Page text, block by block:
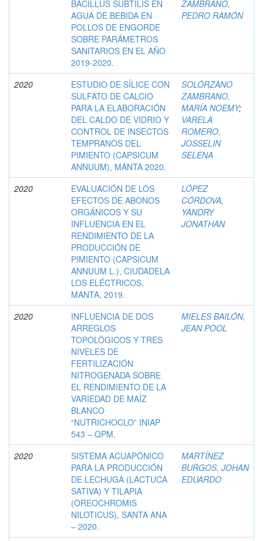
BACILLUS SUBTILIS EN
AGUA DE BEBIDA EN
POLLOS DE ENGORDE
SOBRE PARÁMETROS
SANITARIOS EN EL AÑO
2019-2020.
ZAMBRANO,
PEDRO RAMÓN
2020
ESTUDIO DE SÍLICE CON
SULFATO DE CALCIO
PARA LA ELABORACIÓN
DEL CALDO DE VIDRIO Y
CONTROL DE INSECTOS
TEMPRANOS DEL
PIMIENTO (CAPSICUM
ANNUUM), MANTA 2020.
SOLÓRZANO
ZAMBRANO,
MARÍA NOEMY;
VARELA
ROMERO,
JOSSELIN
SELENA
2020
EVALUACIÓN DE LOS
EFECTOS DE ABONOS
ORGÁNICOS Y SU
INFLUENCIA EN EL
RENDIMIENTO DE LA
PRODUCCIÓN DE
PIMIENTO (CAPSICUM
ANNUUM L.), CIUDADELA
LOS ELÉCTRICOS,
MANTA, 2019.
LÓPEZ
CÓRDOVA,
YANDRY
JONATHAN
2020
INFLUENCIA DE DOS
ARREGLOS
TOPOLÓGICOS Y TRES
NIVELES DE
FERTILIZACIÓN
NITROGENADA SOBRE
EL RENDIMIENTO DE LA
VARIEDAD DE MAÍZ
BLANCO
“NUTRICHOCLO” INIAP
543 – QPM.
MIELES BAILÓN,
JEAN POOL
2020
SISTEMA ACUAPÓNICO
PARA LA PRODUCCIÓN
DE LECHUGA (LACTUCA
SATIVA) Y TILAPIA
(OREOCHROMIS
NILOTICUS), SANTA ANA
– 2020.
MARTÍNEZ
BURGOS, JOHAN
EDUARDO